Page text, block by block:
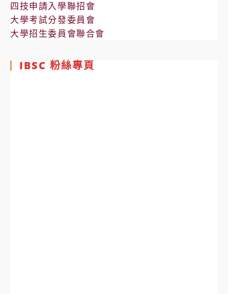
四技申請入學聯招會
大學考試分發委員會
大學招生委員會聯合會
IBSC 粉絲專頁